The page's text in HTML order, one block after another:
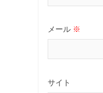
メール ※
サイト